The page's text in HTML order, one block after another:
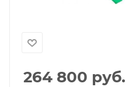
264 800 руб.